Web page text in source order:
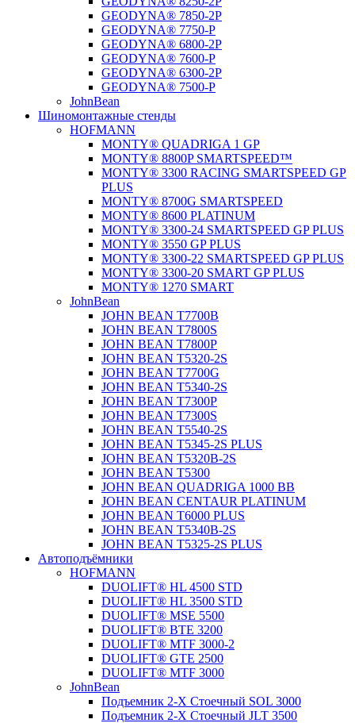
GEODYNA® 7850-2P
GEODYNA® 7750-P
GEODYNA® 6800-2P
GEODYNA® 7600-P
GEODYNA® 6300-2P
GEODYNA® 7500-P
JohnBean
Шиномонтажные стенды
HOFMANN
MONTY® QUADRIGA 1 GP
MONTY® 8800P SMARTSPEED™
MONTY® 3300 RACING SMARTSPEED GP
PLUS
MONTY® 8700G SMARTSPEED
MONTY® 8600 PLATINUM
MONTY® 3300-24 SMARTSPEED GP PLUS
MONTY® 3550 GP PLUS
MONTY® 3300-22 SMARTSPEED GP PLUS
MONTY® 3300-20 SMART GP PLUS
MONTY® 1270 SMART
JohnBean
JOHN BEAN T7700B
JOHN BEAN T7800S
JOHN BEAN T7800P
JOHN BEAN T5320-2S
JOHN BEAN T7700G
JOHN BEAN T5340-2S
JOHN BEAN T7300P
JOHN BEAN T7300S
JOHN BEAN T5540-2S
JOHN BEAN T5345-2S PLUS
JOHN BEAN T5320B-2S
JOHN BEAN T5300
JOHN BEAN QUADRIGA 1000 BB
JOHN BEAN CENTAUR PLATINUM
JOHN BEAN T6000 PLUS
JOHN BEAN T5340B-2S
JOHN BEAN T5325-2S PLUS
Автоподъёмники
HOFMANN
DUOLIFT® HL 4500 STD
DUOLIFT® HL 3500 STD
DUOLIFT® MSE 5500
DUOLIFT® BTE 3200
DUOLIFT® MTF 3000-2
DUOLIFT® GTE 2500
DUOLIFT® MTF 3000
JohnBean
Подъемник 2-Х Стоечный SOL 3000
Подъемник 2-Х Стоечный JLT 3500